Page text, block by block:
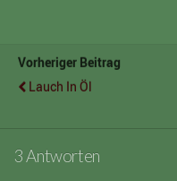
Vorheriger Beitrag
Lauch In Öl
3 Antworten